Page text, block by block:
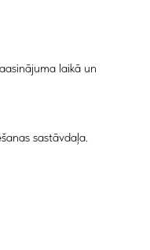
laikā un
sastāvdaļa.